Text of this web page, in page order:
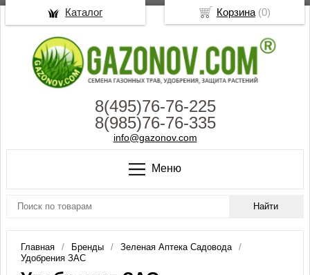
8(495)76-76-225
8(985)76-76-335
info@gazonov.com
Меню
Главная Бренды
Зеленая Аптека Садовода
Удобрения ЗАС
Корзина(0)
Каталог